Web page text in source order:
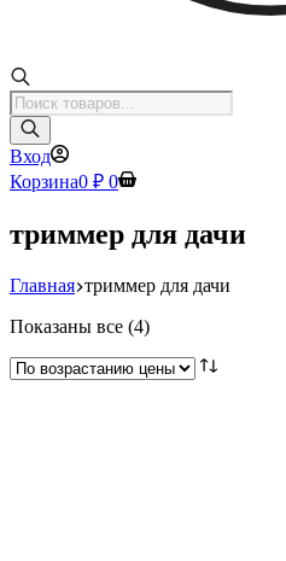
Поиск
товаров
Вход
Корзина0 ₽ 0
триммер для дачи
Главная триммер для дачи
Показаны все (4)Цены:
возрастанию